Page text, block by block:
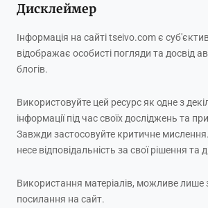
Дисклеймер
Інформація на сайті tseivo.com є
відображає особисті погляди та досвід
блогів.
Використовуйте цей ресурс як одне з
інформації під час своїх досліджень та
Завжди застосовуйте критичне
несе відповідальність за свої рішення та
Використання матеріалів, можливе
посилання на сайт.